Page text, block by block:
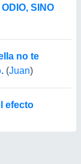
SINO
no te
(Juan)
efecto